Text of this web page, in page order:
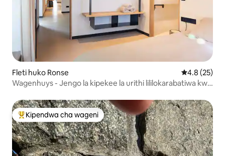
Fleti huko Ronse Ukadiriaji
4.8 (25)
Wagenhuys - Jengo la kipekee la urithi lililokarabatiwa kwa
Kipendwa maarufu cha wageni
Kipendwa cha wageni